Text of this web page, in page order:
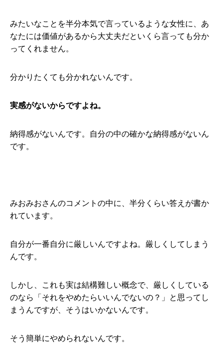
みたいなことを半分本気で言っているような女性に、あ
なたには価値があるから大丈夫だといくら言っても分か
ってくれません。
分かりたくても分かれないんです。
実感がないからですよね。
納得感がないんです。自分の中の確かな納得感がないん
です。
みおみおさんのコメントの中に、半分くらい答えが書か
れています。
自分が一番自分に厳しいんですよね。厳しくしてしまう
んです。
しかし、これも実は結構難しい概念で、厳しくしている
のなら「それをやめたらいいんでないの？」と思ってし
まうんですが、そうはいかないんです。
そう簡単にやめられないんです。